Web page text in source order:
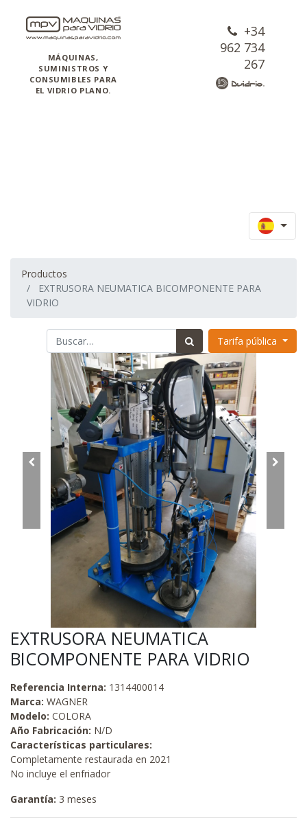
MÁQUINAS,
SUMINISTROS Y
CONSUMIBLES PARA
EL VIDRIO PLANO.
+34
962 734
267
Productos
EXTRUSORA NEUMATICA BICOMPONENTE PARA
VIDRIO
Tarifa pública
EXTRUSORA NEUMATICA
BICOMPONENTE PARA VIDRIO
Referencia Interna: 1314400014
Marca: WAGNER
Modelo: COLORA
Año Fabricación: N/D
Características particulares:
Completamente restaurada en 2021
No incluye el enfriador
Garantía: 3 meses